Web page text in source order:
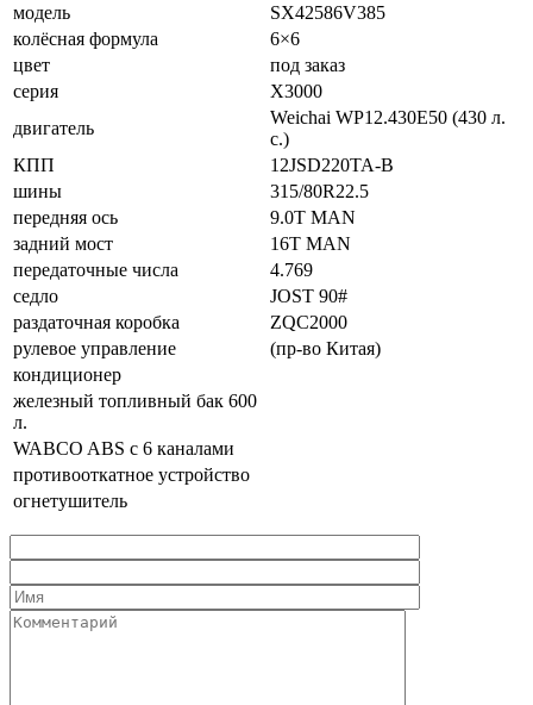
модель
SX42586V385
колёсная формула
6×6
цвет
под заказ
серия
X3000
двигатель
Weichai WP12.430E50 (430 л.
с.)
КПП
12JSD220TA-B
шины
315/80R22.5
передняя ось
9.0T MAN
задний мост
16T MAN
передаточные числа
4.769
седло
JOST 90#
раздаточная коробка
ZQC2000
рулевое управление
(пр-во Китая)
кондиционер
железный топливный бак 600
л.
WABCO ABS с 6 каналами
противооткатное устройство
огнетушитель